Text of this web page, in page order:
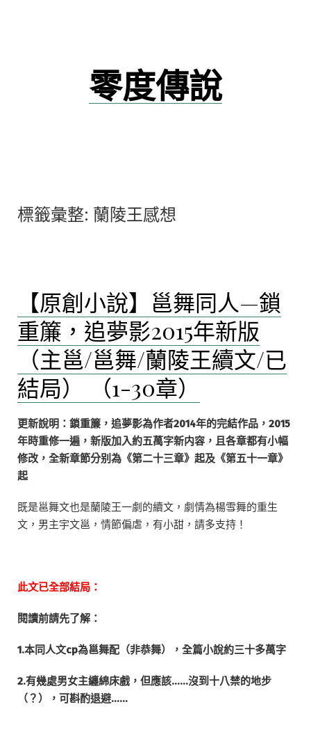
零度傳說
標籤彙整: 蘭陵王感想
【原創小說】邕舞同人—鎖
重簾，追夢影2015年新版
（主邕/邕舞/蘭陵王續文/已
結局） （1-30章）
更新說明：鎖重簾，追夢影為作者2014年的完結作品，2015
年時重修一遍，新版加入約五萬字新内容，且各章都有小幅
修改，全新章節分别為《第二十三章》起及《第五十一章》
起
既是邕舞文也是蘭陵王一劇的續文，劇情為楊雪舞的重生
文，男主宇文邕，情節偏虐，有小甜，請多支持！
此文已全部結局：
閱讀前請先了解：
1.本同人文cp為邕舞配（非恭舞），全篇小說約三十多萬字
2.有幾處男女主纏綿床戲，但應該……沒到十八禁的地步
（？），可斟酌退避……